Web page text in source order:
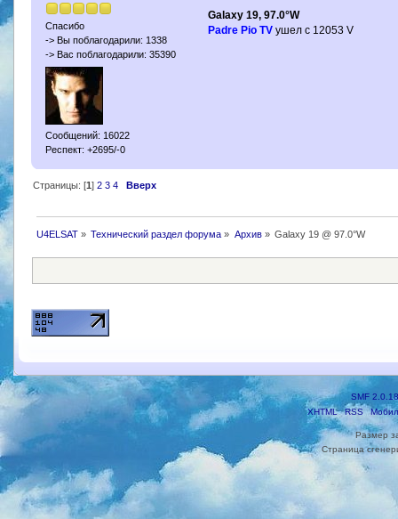
Спасибо
-> Вы поблагодарили: 1338
-> Вас поблагодарили: 35390
Сообщений: 16022
Респект: +2695/-0
Galaxy 19, 97.0°W
Padre Pio TV ушел с 12053 V
Страницы: [1] 2 3 4 Вверх
U4ELSAT» Технический раздел форума » Архив» Galaxy 19 @ 97.0°W
SMF 2.0.18
XHTML
RSS
Размер
Страница